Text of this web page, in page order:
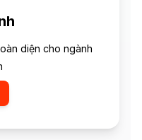
diện cho ngành